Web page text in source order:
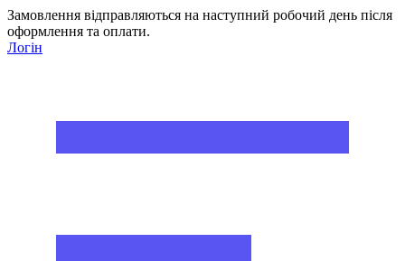
Замовлення відправляються на наступний робочий день після
оформлення та оплати.
Логін